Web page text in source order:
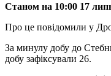
Станом на 10:00 17
Про це повідомили у
За минулу добу до
добу зафіксували 26.